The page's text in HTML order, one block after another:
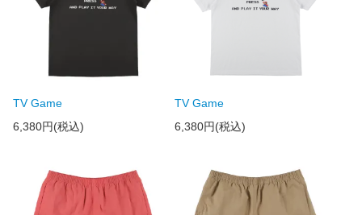
TV Game
6,380円(税込)
TV Game
6,380円(税込)